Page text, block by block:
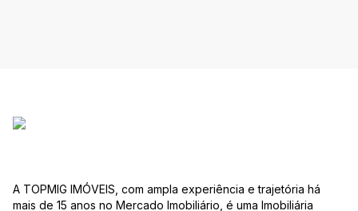
A TOPMIG IMÓVEIS, com ampla experiência e trajetória há
mais de 15 anos no Mercado Imobiliário, é uma Imobiliária